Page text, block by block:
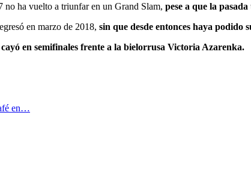
ha vuelto a triunfar en un Grand Slam, pese a que la
en marzo de 2018, sin que desde entonces haya
en semifinales frente a la bielorrusa Victoria Azarenka.
en…